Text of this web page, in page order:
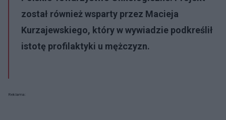
został również wsparty przez Macieja
Kurzajewskiego, który w wywiadzie podkreślił
istotę profilaktyki u mężczyzn.
Reklama: